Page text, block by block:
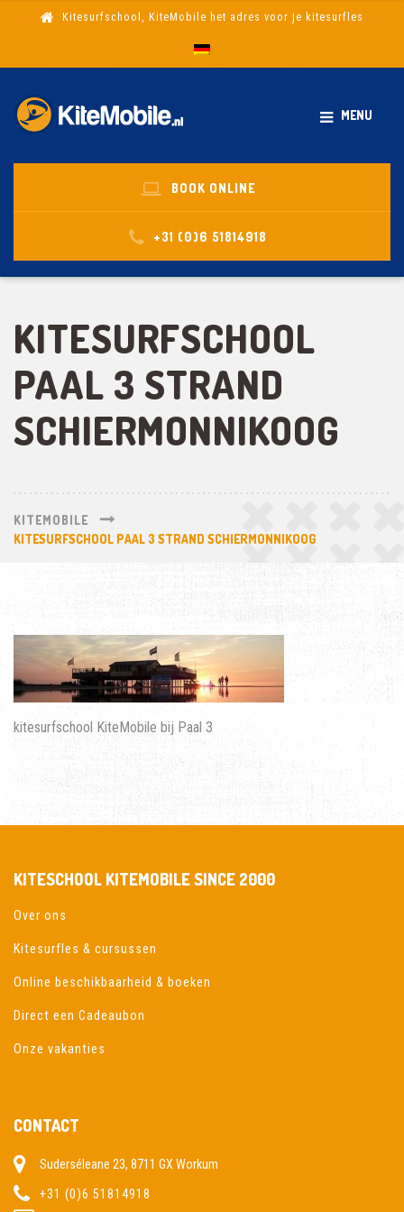
Kitesurfschool, KiteMobile het adres voor je kitesurfles
MENU
BOOK ONLINE
+31 (0)6 51814918
KITESURFSCHOOL
PAAL 3 STRAND
SCHIERMONNIKOOG
KITEMOBILE
KITESURFSCHOOL PAAL 3 STRAND SCHIERMONNIKOOG
kitesurfschool KiteMobile bij Paal 3
KITESCHOOL KITEMOBILE SINCE 2000
Over ons
Kitesurfles & cursussen
Online beschikbaarheid & boeken
Direct een Cadeaubon
Onze vakanties
CONTACT
Suderséleane 23, 8711 GX Workum
+31 (0)6 51814918